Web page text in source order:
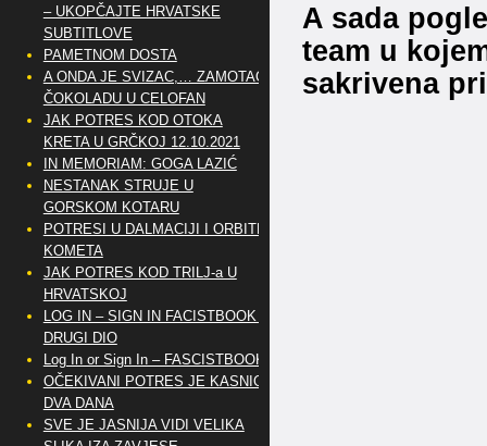
A sada
team u
sakrivena
– UKOPČAJTE HRVATSKE
SUBTITLOVE
PAMETNOM DOSTA
A ONDA JE SVIZAC,… ZAMOTAO
ČOKOLADU U CELOFAN
JAK POTRES KOD OTOKA
KRETA U GRČKOJ 12.10.2021
IN MEMORIAM: GOGA LAZIĆ
NESTANAK STRUJE U
GORSKOM KOTARU
POTRESI U DALMACIJI I ORBITE
KOMETA
JAK POTRES KOD TRILJ-a U
HRVATSKOJ
LOG IN – SIGN IN FACISTBOOK –
DRUGI DIO
Log In or Sign In – FASCISTBOOK
OČEKIVANI POTRES JE KASNIO
DVA DANA
SVE JE JASNIJA VIDI VELIKA